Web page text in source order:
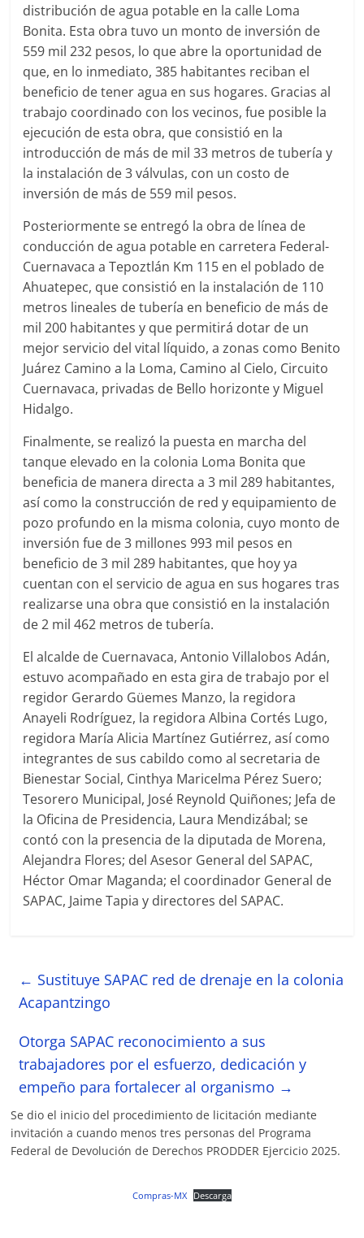
distribución de agua potable en la calle Loma
Bonita. Esta obra tuvo un monto de inversión de
559 mil 232 pesos, lo que abre la oportunidad de
que, en lo inmediato, 385 habitantes reciban el
beneficio de tener agua en sus hogares. Gracias al
trabajo coordinado con los vecinos, fue posible la
ejecución de esta obra, que consistió en la
introducción de más de mil 33 metros de tubería y
la instalación de 3 válvulas, con un costo de
inversión de más de 559 mil pesos.
Posteriormente se entregó la obra de línea de
conducción de agua potable en carretera Federal-
Cuernavaca a Tepoztlán Km 115 en el poblado de
Ahuatepec, que consistió en la instalación de 110
metros lineales de tubería en beneficio de más de
mil 200 habitantes y que permitirá dotar de un
mejor servicio del vital líquido, a zonas como Benito
Juárez Camino a la Loma, Camino al Cielo, Circuito
Cuernavaca, privadas de Bello horizonte y Miguel
Hidalgo.
Finalmente, se realizó la puesta en marcha del
tanque elevado en la colonia Loma Bonita que
beneficia de manera directa a 3 mil 289 habitantes,
así como la construcción de red y equipamiento de
pozo profundo en la misma colonia, cuyo monto de
inversión fue de 3 millones 993 mil pesos en
beneficio de 3 mil 289 habitantes, que hoy ya
cuentan con el servicio de agua en sus hogares tras
realizarse una obra que consistió en la instalación
de 2 mil 462 metros de tubería.
El alcalde de Cuernavaca, Antonio Villalobos Adán,
estuvo acompañado en esta gira de trabajo por el
regidor Gerardo Güemes Manzo, la regidora
Anayeli Rodríguez, la regidora Albina Cortés Lugo,
regidora María Alicia Martínez Gutiérrez, así como
integrantes de sus cabildo como al secretaria de
Bienestar Social, Cinthya Maricelma Pérez Suero;
Tesorero Municipal, José Reynold Quiñones; Jefa de
la Oficina de Presidencia, Laura Mendizábal; se
contó con la presencia de la diputada de Morena,
Alejandra Flores; del Asesor General del SAPAC,
Héctor Omar Maganda; el coordinador General de
SAPAC, Jaime Tapia y directores del SAPAC.
← Sustituye SAPAC red de drenaje en la colonia
Acapantzingo
Otorga SAPAC reconocimiento a sus
trabajadores por el esfuerzo, dedicación y
empeño para fortalecer al organismo →
Se dio el inicio del procedimiento de licitación mediante
invitación a cuando menos tres personas del Programa
Federal de Devolución de Derechos PRODDER Ejercicio 2025.
Compras-MX Descarga